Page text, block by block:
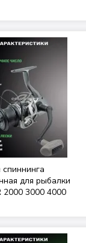
для рыбалки
2000 3000 4000